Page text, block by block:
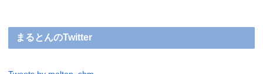
まるとんのTwitter